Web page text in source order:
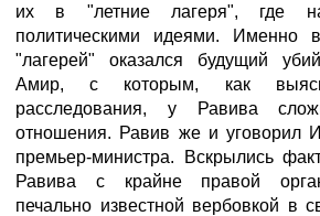
их в "летние лагеря", где
политическими идеями. Именно
"лагерей" оказался будущий
Амир, с которым, как
расследования, у Равива
отношения. Равив же и уговорил
премьер-министра. Вскрылись
Равива с крайне правой
печально известной вербовкой в